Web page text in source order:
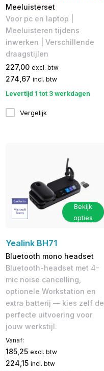
Meeluisterset
Voor pc en laptop |
Meeluisteren tijdens
inwerken | Verschillende
draagstijlen
227,00 excl. btw
274,67 incl. btw
Levertijd 1 tot 3 werkdagen
Vergelijk
Bekijk
opties
Yealink BH71
Bluetooth mono headset
Bluetooth-headset met 4-
mic noise cancelling,
optionele Workstation en
extra batterij — kies zelf de
perfecte uitvoering voor
jouw werkstijl.
Vanaf:
185,25 excl. btw
224,15 incl. btw